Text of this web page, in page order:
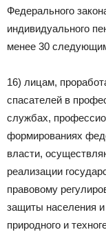
Федерального
индивидуального
менее 30
16) лицам,
спасателей в
службах,
формированиях
власти,
реализации
правовому
защиты населения
природного и